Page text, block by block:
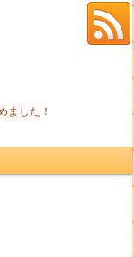
ました！